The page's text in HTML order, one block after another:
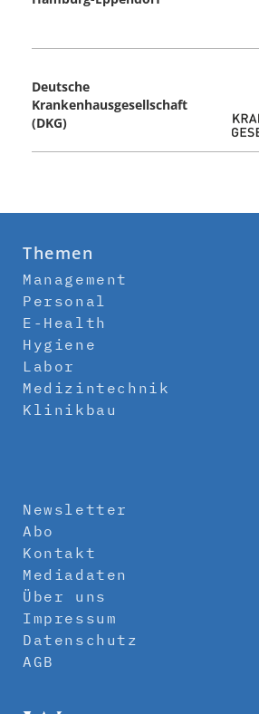
Deutsche
Krankenhausgesellschaft
(DKG)
Themen
Management
Personal
E-Health
Hygiene
Labor
Medizintechnik
Klinikbau
Newsletter
Abo
Kontakt
Mediadaten
Über uns
Impressum
Datenschutz
AGB